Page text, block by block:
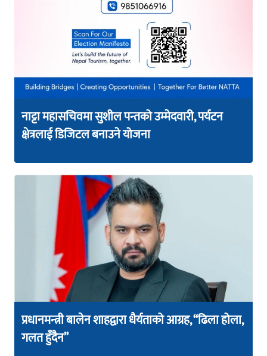
नाट्टा महासचिवमा सुशील पन्तको उम्मेदवारी, पर्यटन
क्षेत्रलाई डिजिटल बनाउने योजना
प्रधानमन्त्री बालेन शाहद्वारा धैर्यताको आग्रह, “ढिला होला,
गलत हुँदैन”